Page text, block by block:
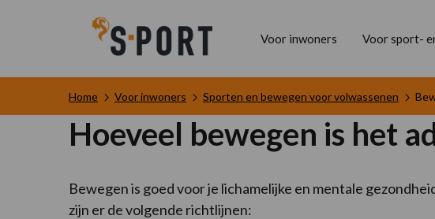
Voor inwoners Voor sport-
Home Voor inwoners Sporten en bewegen voor volwassenen
Hoeveel bewegen is het
Bewegen is goed voor je lichamelijke en mentale
zijn er de volgende richtlijnen: